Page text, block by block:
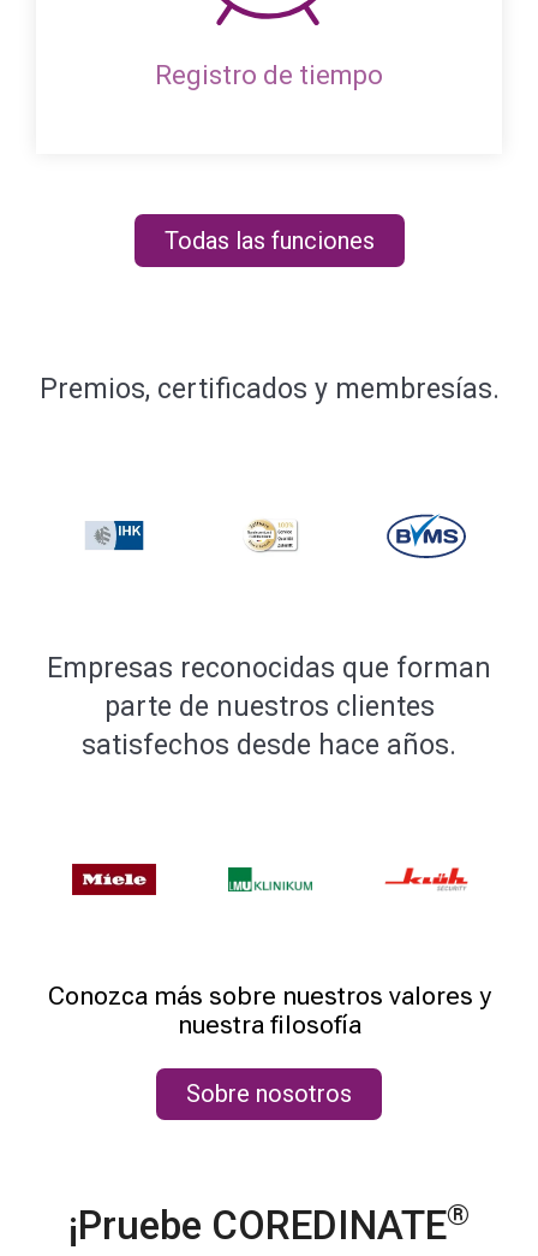
Registro de tiempo
Todas las funciones
Premios, certificados y membresías.
Empresas reconocidas que forman
parte de nuestros clientes
satisfechos desde hace años.
Conozca más sobre nuestros valores y
nuestra filosofía
Sobre nosotros
¡Pruebe COREDINATE®